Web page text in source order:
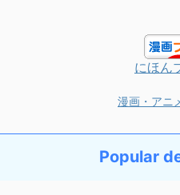
にほん
漫画・アニ
Popular